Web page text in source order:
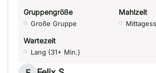
Gruppengröße
Große Gruppe
Mahlzeit
Wartezeit
Lang (31+ Min.)